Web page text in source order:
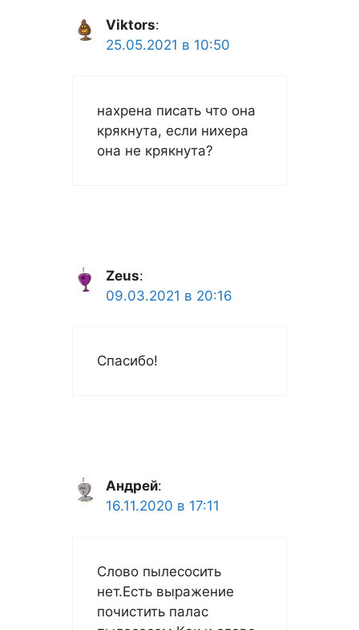
Viktors:
25.05.2021 в 10:50
нахрена писать что она
крякнута, если нихера
она не крякнута?
Zeus:
09.03.2021 в 20:16
Спасибо!
Андрей:
16.11.2020 в 17:11
Слово пылесосить
нет.Есть выражение
почистить палас